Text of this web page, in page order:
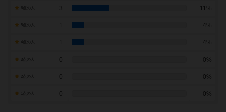
3 11%
1 4%
1 4%
0 0%
0 0%
0 0%